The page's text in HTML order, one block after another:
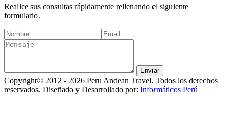
Realice sus consultas rápidamente rellenando el siguiente
formulario.
Copyright© 2012 - 2026 Peru Andean Travel. Todos los derechos
reservados. Diseñado y Desarrollado por: Informáticos Perú